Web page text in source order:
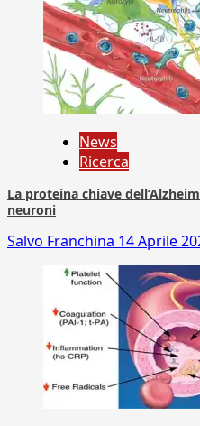
News
Ricerca
La proteina chiave
neuroni
Salvo Franchina 14 Aprile